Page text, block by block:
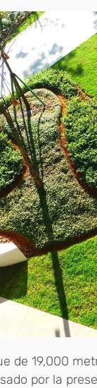
de 19,000
por la